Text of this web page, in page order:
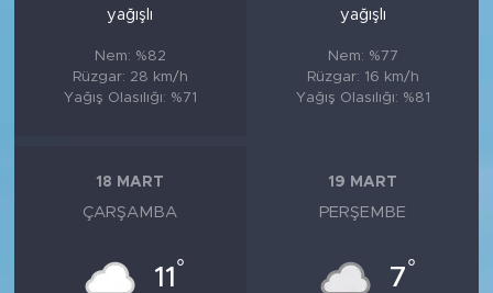
yağışlı
Nem: %82
Rüzgar: 28 km/h
Yağış Olasılığı: %71
yağışlı
Nem: %77
Rüzgar: 16 km/h
Yağış Olasılığı: %81
18 MART
ÇARŞAMBA
11 °
19 MART
PERŞEMBE
7°